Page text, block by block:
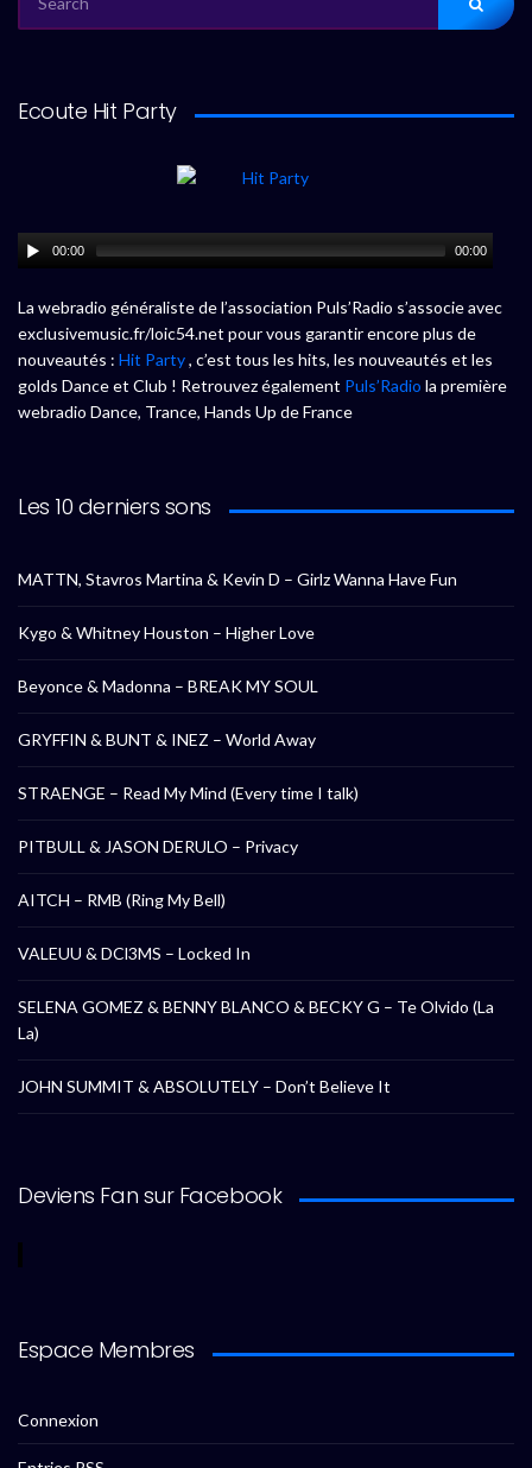
FOR:
Ecoute Hit Party
00:00 00:00
La webradio généraliste de l’association Puls’Radio s’associe avec
exclusivemusic.fr/loic54.net pour vous garantir encore plus de
nouveautés : Hit Party, c’est tous les hits, les nouveautés et les
golds Dance et Club ! Retrouvez également Puls’Radio la première
webradio Dance, Trance, Hands Up de France
Les 10 derniers sons
MATTN, Stavros Martina & Kevin D – Girlz Wanna Have Fun
Kygo & Whitney Houston – Higher Love
Beyonce & Madonna – BREAK MY SOUL
GRYFFIN & BUNT & INEZ – World Away
STRAENGE – Read My Mind (Every time I talk)
PITBULL & JASON DERULO – Privacy
AITCH – RMB (Ring My Bell)
VALEUU & DCl3MS – Locked In
SELENA GOMEZ & BENNY BLANCO & BECKY G – Te Olvido (La
La)
JOHN SUMMIT & ABSOLUTELY – Don’t Believe It
Deviens Fan sur Facebook
Espace Membres
Connexion